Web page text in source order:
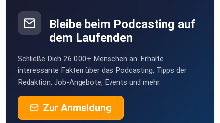
Bleibe beim Podcasting auf
dem Laufenden
Schließe Dich 26.000+ Menschen an. Erhalte
interessante Fakten über das Podcasting, Tipps der
Redaktion, Job-Angebote, Events und mehr.
Zur Anmeldung